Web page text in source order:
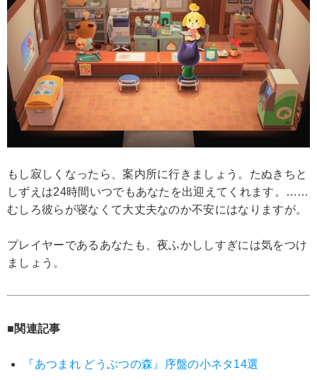
もし寂しくなったら、案内所に行きましょう。たぬきちと
しずえは24時間いつでもあなたを出迎えてくれます。……
むしろ彼らが寝なくて大丈夫なのか不安にはなりますが。
プレイヤーであるあなたも、夜ふかししすぎには気をつけ
ましょう。
■関連記事
『あつまれ どうぶつの森』序盤の小ネタ14選